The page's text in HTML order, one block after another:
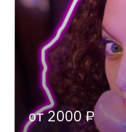
от 2000 ₽